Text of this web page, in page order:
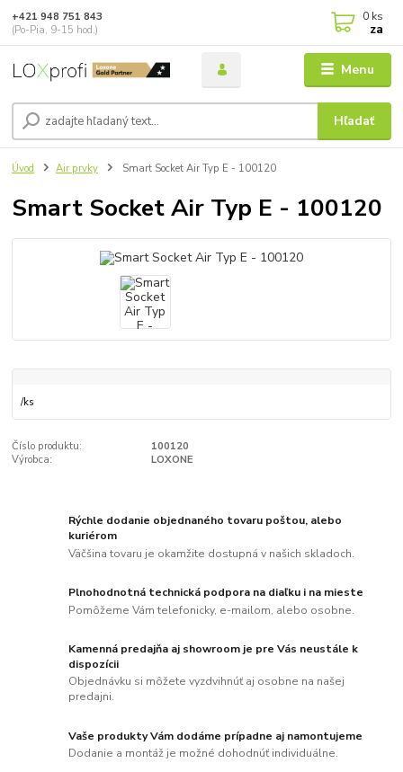
Menu
Hľadať
+421 948 751 843
(Po-Pia, 9-15 hod.)
0 ks
za
Úvod Air prvky Smart Socket Air Typ E - 100120
Smart Socket Air Typ E - 100120
/ks
Číslo produktu:
100120
Výrobca:
LOXONE
Rýchle dodanie objednaného tovaru poštou, alebo
kuriérom
Väčšina tovaru je okamžite dostupná v našich skladoch.
Plnohodnotná technická podpora na diaľku i na mieste
Pomôžeme Vám telefonicky, e-mailom, alebo osobne.
Kamenná predajňa aj showroom je pre Vás neustále k
dispozícii
Objednávku si môžete vyzdvihnúť aj osobne na našej
predajni.
Vaše produkty Vám dodáme prípadne aj namontujeme
Dodanie a montáž je možné dohodnúť individuálne.